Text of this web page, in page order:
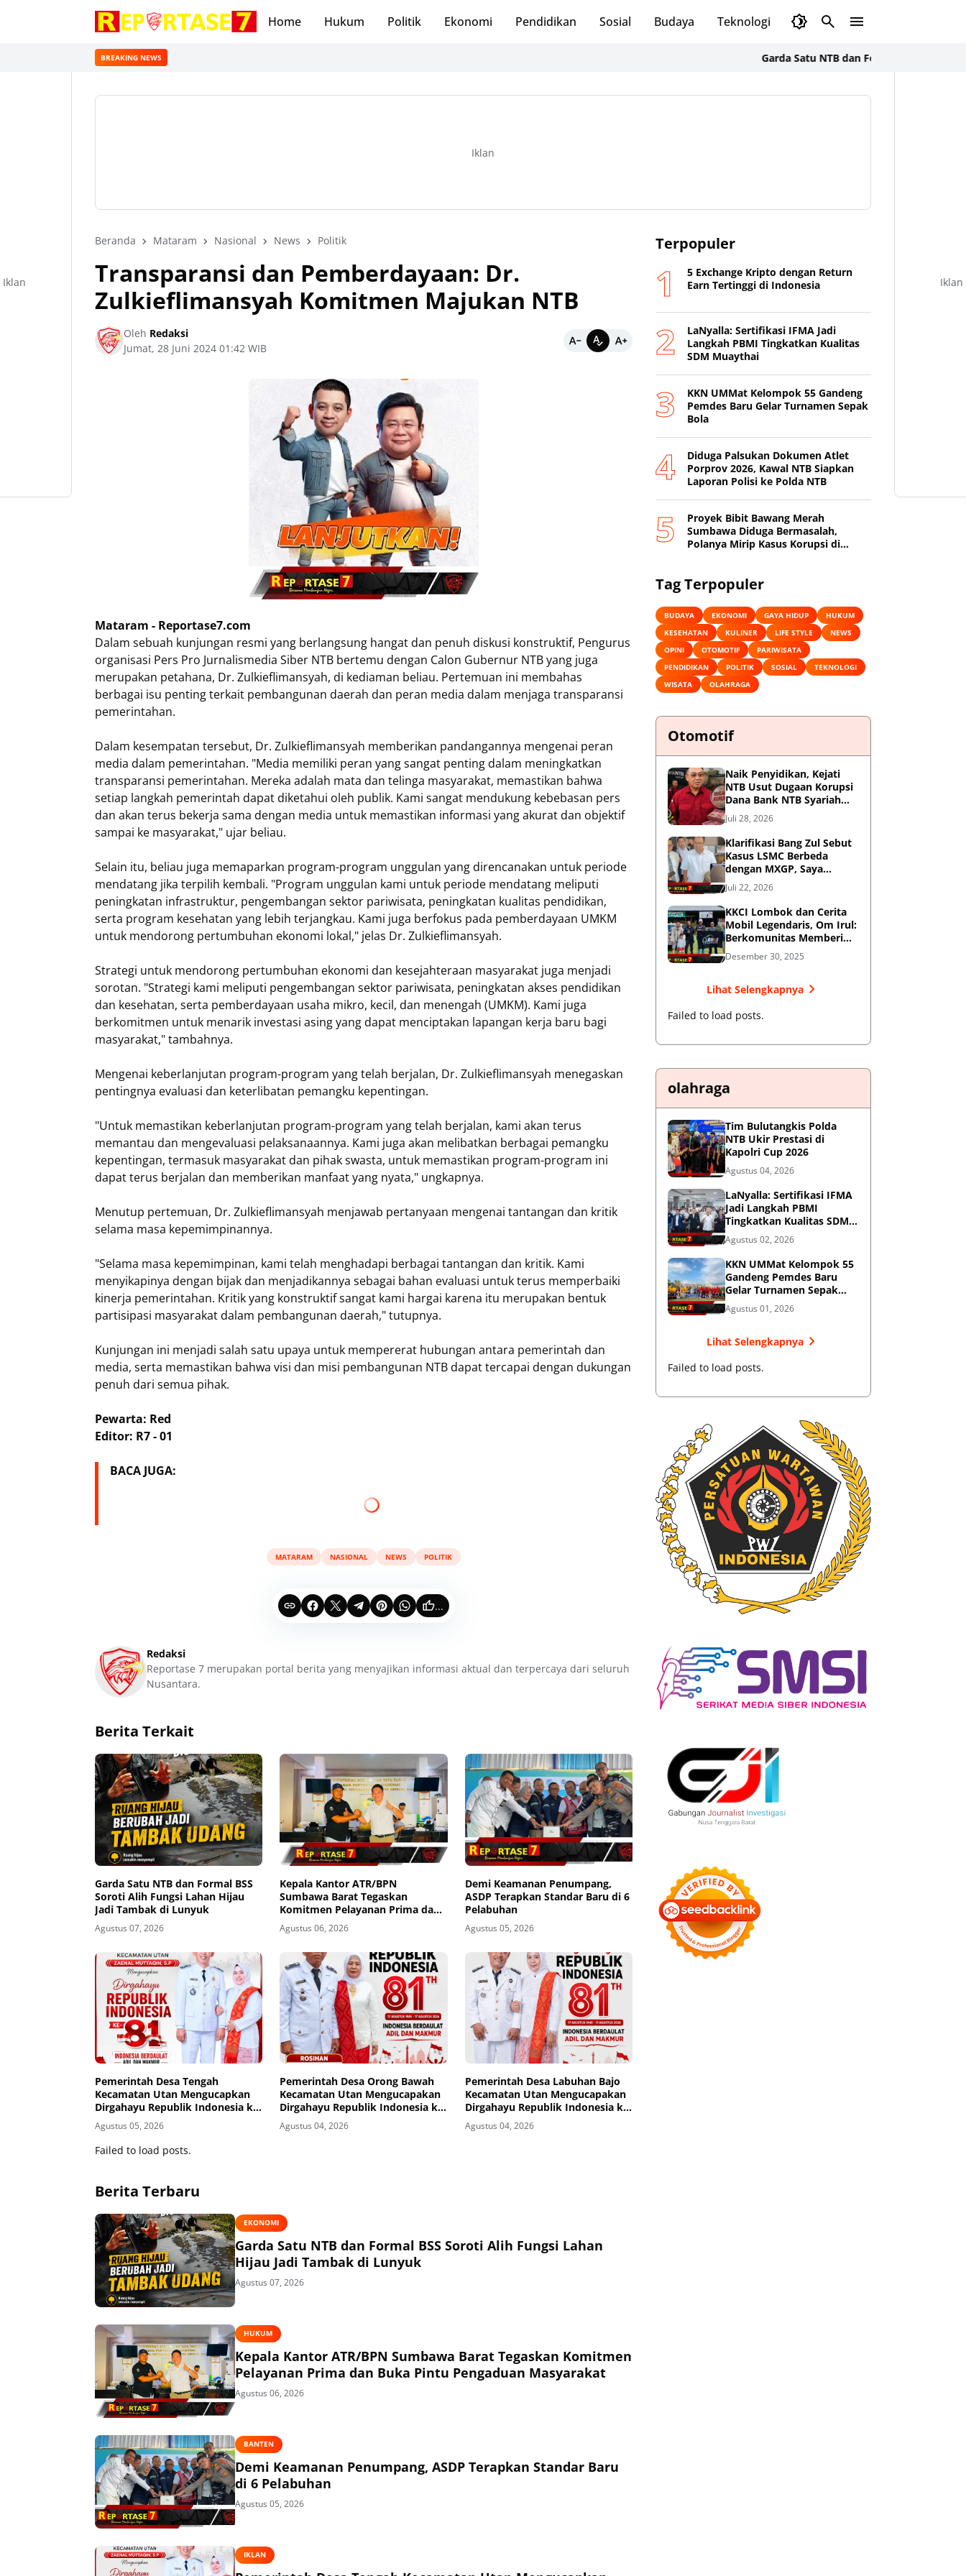
Home Hukum Politik Ekonomi Pendidikan Sosial Budaya Teknologi Olahraga
BREAKING NEWS Garda Satu NTB dan Formal BSS Soroti Alih
Iklan
Beranda Mataram Nasional News Politik
Transparansi dan Pemberdayaan: Dr.
Zulkieflimansyah Komitmen Majukan NTB
Oleh Redaksi
Jumat, 28 Juni 2024 01:42 WIB
Mataram - Reportase7.com
Dalam sebuah kunjungan resmi yang berlangsung hangat dan penuh diskusi konstruktif, Pengurus
organisasi Pers Pro Jurnalismedia Siber NTB bertemu dengan Calon Gubernur NTB yang juga
merupakan petahana, Dr. Zulkieflimansyah, di kediaman beliau. Pertemuan ini membahas
berbagai isu penting terkait pembangunan daerah dan peran media dalam menjaga transparansi
pemerintahan.
Dalam kesempatan tersebut, Dr. Zulkieflimansyah memberikan pandangannya mengenai peran
media dalam pemerintahan. "Media memiliki peran yang sangat penting dalam meningkatkan
transparansi pemerintahan. Mereka adalah mata dan telinga masyarakat, memastikan bahwa
setiap langkah pemerintah dapat diketahui oleh publik. Kami sangat mendukung kebebasan pers
dan akan terus bekerja sama dengan media untuk memastikan informasi yang akurat dan objektif
sampai ke masyarakat," ujar beliau.
Selain itu, beliau juga memaparkan program-program unggulan yang direncanakan untuk periode
mendatang jika terpilih kembali. "Program unggulan kami untuk periode mendatang meliputi
peningkatan infrastruktur, pengembangan sektor pariwisata, peningkatan kualitas pendidikan,
serta program kesehatan yang lebih terjangkau. Kami juga berfokus pada pemberdayaan UMKM
untuk mendorong pertumbuhan ekonomi lokal," jelas Dr. Zulkieflimansyah.
Strategi untuk mendorong pertumbuhan ekonomi dan kesejahteraan masyarakat juga menjadi
sorotan. "Strategi kami meliputi pengembangan sektor pariwisata, peningkatan akses pendidikan
dan kesehatan, serta pemberdayaan usaha mikro, kecil, dan menengah (UMKM). Kami juga
berkomitmen untuk menarik investasi asing yang dapat menciptakan lapangan kerja baru bagi
masyarakat," tambahnya.
Mengenai keberlanjutan program-program yang telah berjalan, Dr. Zulkieflimansyah menegaskan
pentingnya evaluasi dan keterlibatan pemangku kepentingan.
"Untuk memastikan keberlanjutan program-program yang telah berjalan, kami akan terus
memantau dan mengevaluasi pelaksanaannya. Kami juga akan melibatkan berbagai pemangku
kepentingan, termasuk masyarakat dan pihak swasta, untuk memastikan program-program ini
dapat terus berjalan dan memberikan manfaat yang nyata," ungkapnya.
Menutup pertemuan, Dr. Zulkieflimansyah menjawab pertanyaan mengenai tantangan dan kritik
selama masa kepemimpinannya.
"Selama masa kepemimpinan, kami telah menghadapi berbagai tantangan dan kritik. Kami
menyikapinya dengan bijak dan menjadikannya sebagai bahan evaluasi untuk terus memperbaiki
kinerja pemerintahan. Kritik yang konstruktif sangat kami hargai karena itu merupakan bentuk
partisipasi masyarakat dalam pembangunan daerah," tutupnya.
Kunjungan ini menjadi salah satu upaya untuk mempererat hubungan antara pemerintah dan
media, serta memastikan bahwa visi dan misi pembangunan NTB dapat tercapai dengan dukungan
penuh dari semua pihak.
Pewarta: Red
Editor: R7 - 01
BACA JUGA:
MATARAM NASIONAL NEWS POLITIK
...
Redaksi
Reportase 7 merupakan portal berita yang menyajikan informasi aktual dan terpercaya dari seluruh
Nusantara.
Berita Terkait
Garda Satu NTB dan Formal BSS
Soroti Alih Fungsi Lahan Hijau
Jadi Tambak di Lunyuk
Agustus 07, 2026
Kepala Kantor ATR/BPN
Sumbawa Barat Tegaskan
Komitmen Pelayanan Prima dan
Buka Pintu Pengaduan
Masyarakat
Agustus 06, 2026
Demi Keamanan Penumpang,
ASDP Terapkan Standar Baru di 6
Pelabuhan
Agustus 05, 2026
Pemerintah Desa Tengah
Kecamatan Utan Mengucapkan
Dirgahayu Republik Indonesia ke-
81
Agustus 05, 2026
Pemerintah Desa Orong Bawah
Kecamatan Utan Mengucapakan
Dirgahayu Republik Indonesia ke-
81
Agustus 04, 2026
Pemerintah Desa Labuhan Bajo
Kecamatan Utan Mengucapakan
Dirgahayu Republik Indonesia ke-
81
Agustus 04, 2026
Failed to load posts.
Berita Terbaru
EKONOMI
Garda Satu NTB dan Formal BSS Soroti Alih Fungsi Lahan
Hijau Jadi Tambak di Lunyuk
Agustus 07, 2026
HUKUM
Kepala Kantor ATR/BPN Sumbawa Barat Tegaskan Komitmen
Pelayanan Prima dan Buka Pintu Pengaduan Masyarakat
Agustus 06, 2026
BANTEN
Demi Keamanan Penumpang, ASDP Terapkan Standar Baru
di 6 Pelabuhan
Agustus 05, 2026
IKLAN
Terpopuler
5 Exchange Kripto dengan Return
Earn Tertinggi di Indonesia
LaNyalla: Sertifikasi IFMA Jadi
Langkah PBMI Tingkatkan Kualitas
SDM Muaythai
KKN UMMat Kelompok 55 Gandeng
Pemdes Baru Gelar Turnamen Sepak
Bola
Diduga Palsukan Dokumen Atlet
Porprov 2026, Kawal NTB Siapkan
Laporan Polisi ke Polda NTB
Proyek Bibit Bawang Merah
Sumbawa Diduga Bermasalah,
Polanya Mirip Kasus Korupsi di
Tag Terpopuler
BUDAYA EKONOMI GAYA HIDUP
HUKUM
KESEHATAN
KULINER LIFE STYLE
NEWS
OPINI
OTOMOTIF
PARIWISATA
PENDIDIKAN
POLITIK SOSIAL
TEKNOLOGI
WISATA
OLAHRAGA
Otomotif
Naik Penyidikan, Kejati
NTB Usut Dugaan Korupsi
Dana Bank NTB Syariah
untuk MXGP 2023
Juli 28, 2026
Klarifikasi Bang Zul Sebut
Kasus LSMC Berbeda
dengan MXGP, Saya
Dipanggil Sebagai Saksi
Juli 22, 2026
KKCI Lombok dan Cerita
Mobil Legendaris, Om Irul:
Berkomunitas Memberi
Manfaat dan Membangun
Imej Positif
Desember 30, 2025
Lihat Selengkapnya
Failed to load posts.
olahraga
Tim Bulutangkis Polda
NTB Ukir Prestasi di
Kapolri Cup 2026
Agustus 04, 2026
LaNyalla: Sertifikasi IFMA
Jadi Langkah PBMI
Tingkatkan Kualitas SDM
Muaythai
Agustus 02, 2026
KKN UMMat Kelompok 55
Gandeng Pemdes Baru
Gelar Turnamen Sepak
Bola
Agustus 01, 2026
Lihat Selengkapnya
Failed to load posts.
Iklan Iklan